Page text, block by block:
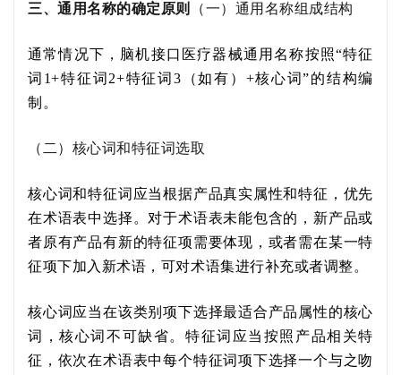
三、通用名称的确定原则 （一）通用名称组成结构
通常情况下， 脑机接口医疗器械通用名称按照“特征
词 1+特征词 2+特征词 3（如有） +核心词”的结构编
制。
（二）核心词和特征词选取
核心词和特征词应当根据产品真实属性和特征，优先
在术语表中选择。对于术语表未能包含的，新产品或
者原有产品有新的特征项需要体现，或者需在某一特
征项下加入新术语，可对术语集进行补充或者调整。
核心词应当在该类别项下选择最适合产品属性的核心
词，核心词不可缺省。特征词应当 按照产品相关特
征，依次在术语表中每个特征词项下选择一个与之吻